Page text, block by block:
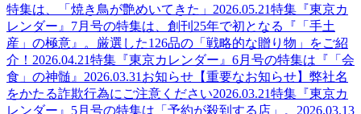
特集は、「焼き鳥が艶めいてきた」 2026.05.21特集 『東京カ
レンダー』7月号の特集は、創刊25年で初となる『「手土
産」の極意』。厳選した126品の「戦略的な贈り物」をご紹
介！ 2026.04.21特集 『東京カレンダー』6月号の特集は『「会
食」の神髄』 2026.03.31 お知らせ 【重要なお知らせ】弊社名
をかたる詐欺行為にご注意ください2026.03.21特集 『東京カ
レンダー』5月号の特集は「予約が殺到する店」。 2026.03.13